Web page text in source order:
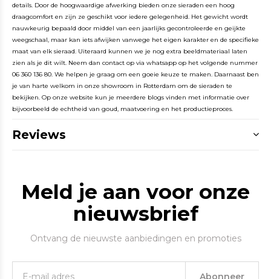
details. Door de hoogwaardige afwerking bieden onze sieraden een hoog
draagcomfort en zijn ze geschikt voor iedere gelegenheid. Het gewicht wordt
nauwkeurig bepaald door middel van een jaarlijks gecontroleerde en geijkte
weegschaal, maar kan iets afwijken vanwege het eigen karakter en de specifieke
maat van elk sieraad. Uiteraard kunnen we je nog extra beeldmateriaal laten
zien als je dit wilt. Neem dan contact op via whatsapp op het volgende nummer
06 360 136 80. We helpen je graag om een goeie keuze te maken. Daarnaast ben
je van harte welkom in onze showroom in Rotterdam om de sieraden te
bekijken. Op onze website kun je meerdere blogs vinden met informatie over
bijvoorbeeld de echtheid van goud, maatvoering en het productieproces.
Reviews
Meld je aan voor onze
nieuwsbrief
Ontvang de nieuwste aanbiedingen en promoties
Abonneer